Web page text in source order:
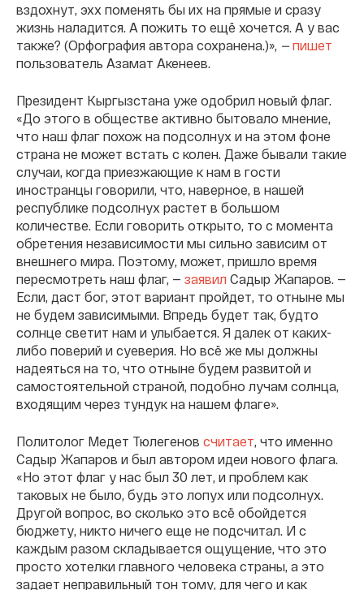
вздохнут, эхх поменять бы их на прямые и сразу
жизнь наладится. А пожить то ещё хочется. А у вас
также? (Орфография автора сохранена.)», — пишет
пользователь Азамат Акенеев.
Президент Кыргызстана уже одобрил новый флаг.
«До этого в обществе активно бытовало мнение,
что наш флаг похож на подсолнух и на этом фоне
страна не может встать с колен. Даже бывали такие
случаи, когда приезжающие к нам в гости
иностранцы говорили, что, наверное, в нашей
республике подсолнух растет в большом
количестве. Если говорить открыто, то с момента
обретения независимости мы сильно зависим от
внешнего мира. Поэтому, может, пришло время
пересмотреть наш флаг, — заявил Садыр Жапаров. —
Если, даст бог, этот вариант пройдет, то отныне мы
не будем зависимыми. Впредь будет так, будто
солнце светит нам и улыбается. Я далек от каких-
либо поверий и суеверия. Но всё же мы должны
надеяться на то, что отныне будем развитой и
самостоятельной страной, подобно лучам солнца,
входящим через тундук на нашем флаге».
Политолог Медет Тюлегенов считает, что именно
Садыр Жапаров и был автором идеи нового флага.
«Но этот флаг у нас был 30 лет, и проблем как
таковых не было, будь это лопух или подсолнух.
Другой вопрос, во сколько это всё обойдется
бюджету, никто ничего еще не подсчитал. И с
каждым разом складывается ощущение, что это
просто хотелки главного человека страны, а это
задает неправильный тон тому, для чего и как